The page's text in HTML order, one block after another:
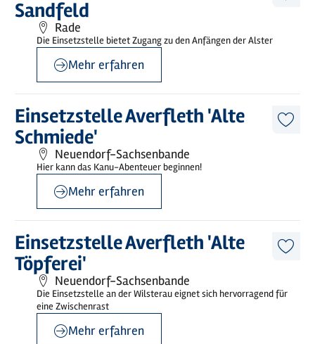
Sandfeld
Rade
Die Einsetzstelle bietet Zugang zu den Anfängen der Alster
Mehr erfahren
Einsetzstelle Averfleth 'Alte
Schmiede'
Neuendorf-Sachsenbande
Hier kann das Kanu-Abenteuer beginnen!
Mehr
erfahren
Mehr erfahren
Einsetzstelle Averfleth 'Alte
Töpferei'
Neuendorf-Sachsenbande
Die Einsetzstelle an der Wilsterau eignet sich hervorragend für
eine Zwischenrast
Mehr
erfahren
Mehr erfahren